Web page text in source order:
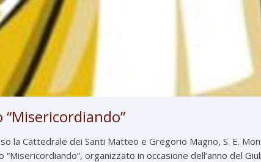
la Cattedrale dei Santi Matteo e Gregorio Magno, S. E.
organizzato in occasione dell’anno del